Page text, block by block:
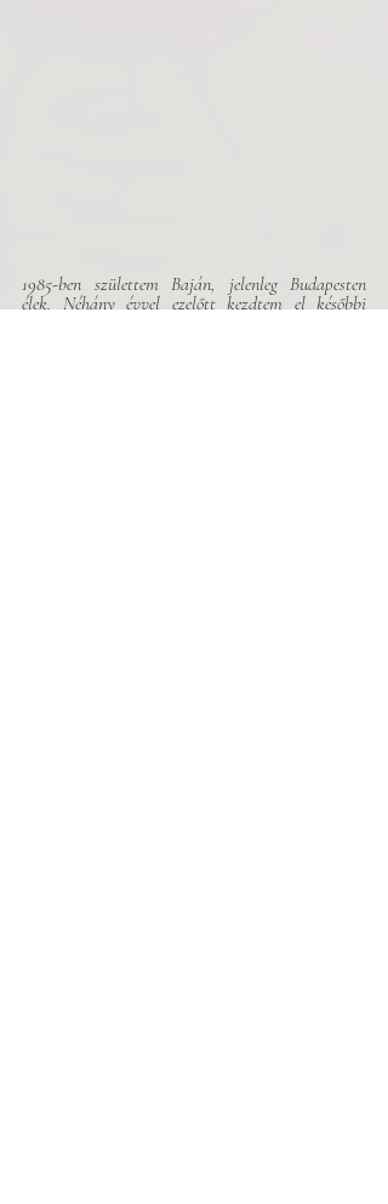
1985-ben születtem Baján, jelenleg Budapesten
élek. Néhány évvel ezelőtt kezdtem el későbbi